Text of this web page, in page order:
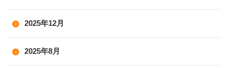
2025年12月
2025年8月